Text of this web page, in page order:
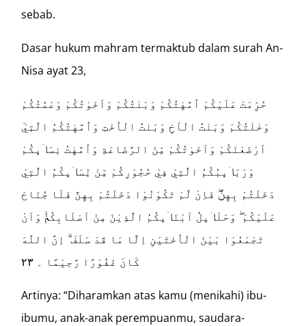
sebab.
Dasar hukum mahram termaktub dalam surah An-
Nisa ayat 23,
حُرِّمَتْ عَلَيْكُمْ اُمَّهٰتُكُمْ وَبَنٰتُكُمْ وَاَخَوٰتُكُمْ وَعَمّٰتُكُمْ
وَخٰلٰتُكُمْ وَبَنٰتُ الْاَخِ وَبَنٰتُ الْاُخْتِ وَاُمَّهٰتُكُمُ الّٰتِيْٓ
اَرْضَعْنَكُمْ وَاَخَوٰتُكُمْ مِّنَ الرَّضَاعَةِ وَاُمَّهٰتُ نِسَاۤىِٕكُمْ
وَرَبَاۤىِٕبُكُمُ الّٰتِيْ فِيْ حُجُوْرِكُمْ مِّنْ نِّسَاۤىِٕكُمُ الّٰتِيْ
دَخَلْتُمْ بِهِنَّۖ فَاِنْ لَّمْ تَكُوْنُوْا دَخَلْتُمْ بِهِنَّ فَلَا جُنَاحَ
عَلَيْكُمْ ۖ وَحَلَاۤىِٕلُ اَبْنَاۤىِٕكُمُ الَّذِيْنَ مِنْ اَصْلَابِكُمْۙ وَاَنْ
تَجْمَعُوْا بَيْنَ الْاُخْتَيْنِ اِلَّا مَا قَدْ سَلَفَ ۗ اِنَّ اللّٰهَ
كَانَ غَفُوْرًا رَّحِيْمًا ۔ ٢٣
Artinya: “Diharamkan atas kamu (menikahi) ibu-
ibumu, anak-anak perempuanmu, saudara-